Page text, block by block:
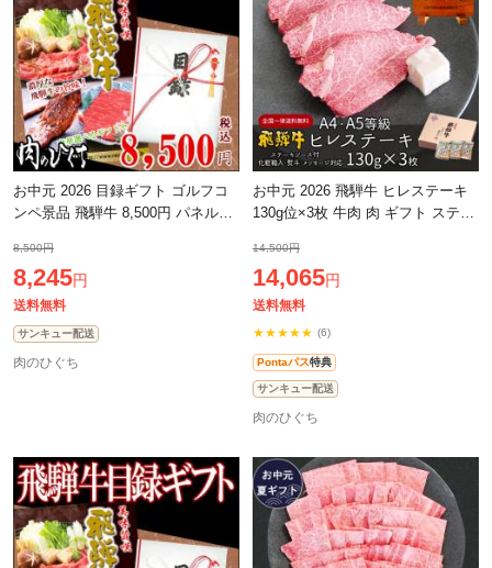
お中元 2026 目録ギフト ゴルフコ
ンペ景品 飛騨牛 8,500円 パネル付
会 ゴルフ コンペ コンペ景品 ビ
8,500円
8,245円
送料無料
サンキュー配送
肉のひぐち
お中元 2026 飛騨牛 ヒレステーキ
130g位×3枚 牛肉 肉 ギフト ステー
14,500円
14,065円
送料無料
★★★★★ (6)
Pontaパス特典
サンキュー配送
肉のひぐち